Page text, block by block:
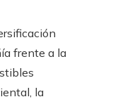
frente a la
la